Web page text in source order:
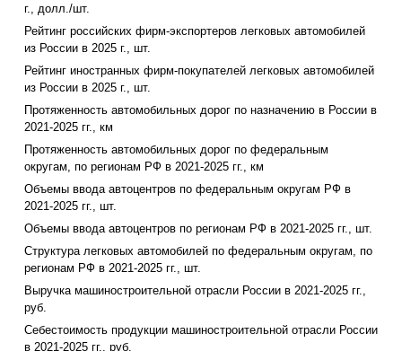
г., долл./шт.
Рейтинг российских фирм-экспортеров легковых автомобилей
из России в 2025 г., шт.
Рейтинг иностранных фирм-покупателей легковых автомобилей
из России в 2025 г., шт.
Протяженность автомобильных дорог по назначению в России в
2021-2025 гг., км
Протяженность автомобильных дорог по федеральным
округам, по регионам РФ в 2021-2025 гг., км
Объемы ввода автоцентров по федеральным округам РФ в
2021-2025 гг., шт.
Объемы ввода автоцентров по регионам РФ в 2021-2025 гг., шт.
Структура легковых автомобилей по федеральным округам, по
регионам РФ в 2021-2025 гг., шт.
Выручка машиностроительной отрасли России в 2021-2025 гг.,
руб.
Себестоимость продукции машиностроительной отрасли России
в 2021-2025 гг., руб.